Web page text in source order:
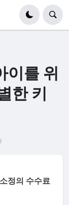
이를 위
한 키
정의 수수료